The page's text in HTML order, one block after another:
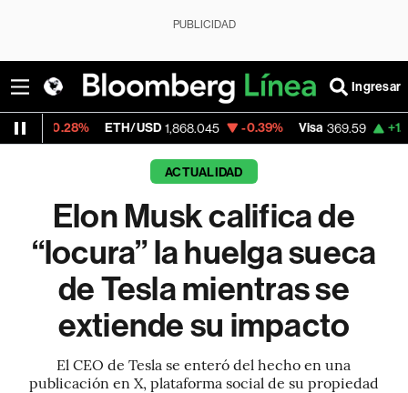
PUBLICIDAD
Ingresar
ETH/USD 1,868.045 -0.39% Visa 369.59 +1.07%
ACTUALIDAD
Elon Musk califica de
“locura” la huelga sueca
de Tesla mientras se
extiende su impacto
El CEO de Tesla se enteró del hecho en una
publicación en X, plataforma social de su propiedad